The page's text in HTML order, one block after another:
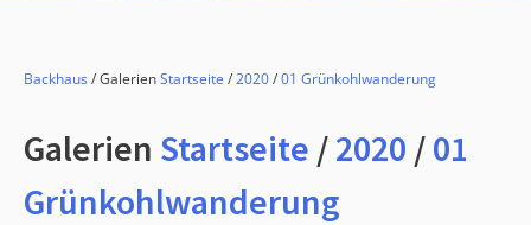
Backhaus/ GalerienStartseite /2020/01 Grünkohlwanderung
Galerien Startseite /2020 /01
Grünkohlwanderung